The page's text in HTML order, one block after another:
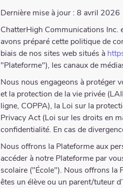
Dernière mise à jour : 8 avril 2026
ChatterHigh Communications Inc.
avons préparé cette politique de
biais de nos sites web situés à
"Plateforme"), les canaux de
Nous nous engageons à protéger
et la protection de la vie privée
ligne, COPPA), la Loi sur la
Privacy Act (Loi sur les droits en
confidentialité. En cas de
Nous offrons la Plateforme aux
accéder à notre Plateforme par
scolaire ("École"). Nous offrons la
êtes un élève ou un parent/tuteur